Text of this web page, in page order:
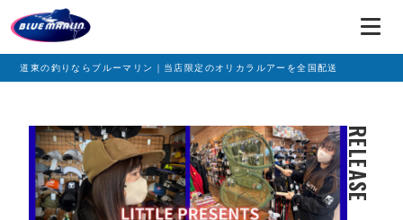
道東の釣りならブルーマリン｜当店限定のオリカラルアーを全国配送
RELEASE